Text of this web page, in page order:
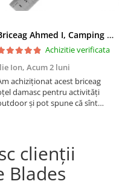
Briceag Ahmed I, Camping & Drumetie, Otel Damasc VG10 Core, Maner Rosu Fosforescent, 22 cm
Achizitie verificata
Ion, Acum 2 luni
achiziționat acest briceag
damasc pentru activități
și pot spune că sînt
clienții
Blades